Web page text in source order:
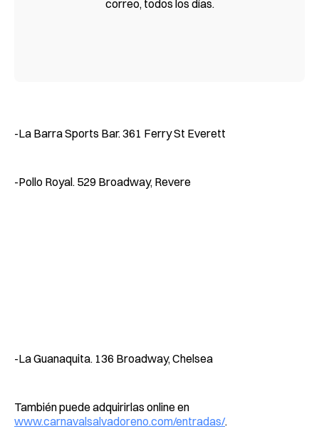
correo, todos los días.
-La Barra Sports Bar. 361 Ferry St Everett
-Pollo Royal. 529 Broadway, Revere
-La Guanaquita. 136 Broadway, Chelsea
También puede adquirirlas online en
www.carnavalsalvadoreno.com/entradas/.